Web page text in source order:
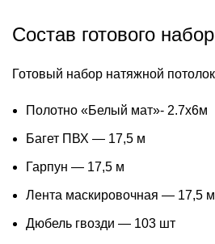
Состав готового
Готовый набор натяжной
Полотно «Белый мат»- 2.7х6м
Багет ПВХ — 17,5 м
Гарпун — 17,5 м
Лента маскировочная — 17,5 м
Дюбель гвозди — 103 шт